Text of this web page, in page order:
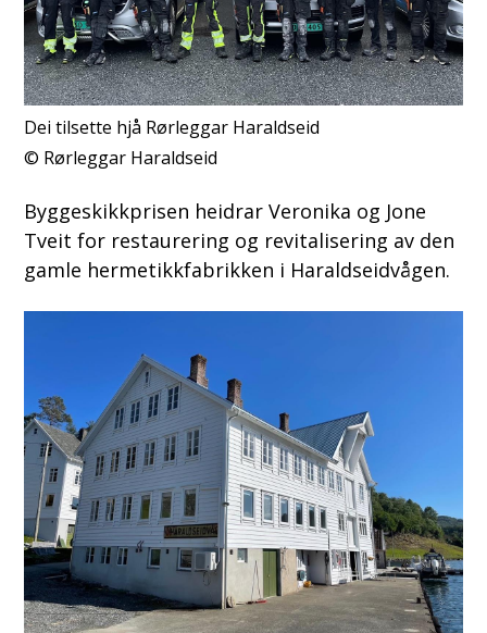
Dei tilsette hjå Rørleggar Haraldseid
Rørleggar Haraldseid
Byggeskikkprisen heidrar Veronika og Jone
Tveit for restaurering og revitalisering av den
gamle hermetikkfabrikken i Haraldseidvågen.